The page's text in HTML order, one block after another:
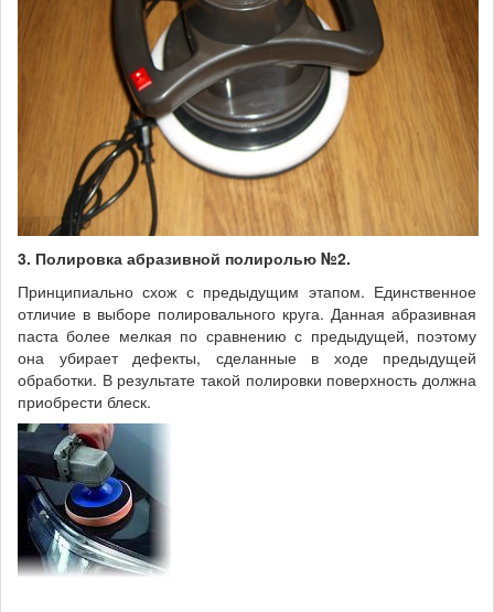
3. Полировка абразивной полиролью №2.
Принципиально схож с предыдущим этапом. Единственное
отличие в выборе полировального круга. Данная абразивная
паста более мелкая по сравнению с предыдущей, поэтому
она убирает дефекты, сделанные в ходе предыдущей
обработки. В результате такой полировки поверхность должна
приобрести блеск.